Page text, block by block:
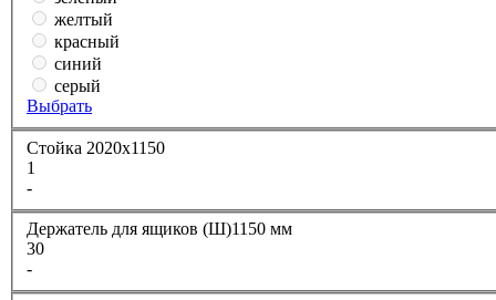
желтый
красный
синий
серый
Выбрать
Стойка 2020х1150
1
-
Держатель для ящиков (Ш)1150 мм
30
-